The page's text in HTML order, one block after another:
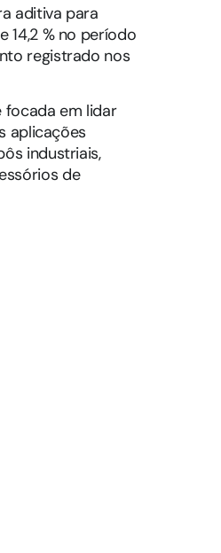
aditiva para
14,2 % no período
registrado nos
focada em lidar
aplicações
industriais,
de